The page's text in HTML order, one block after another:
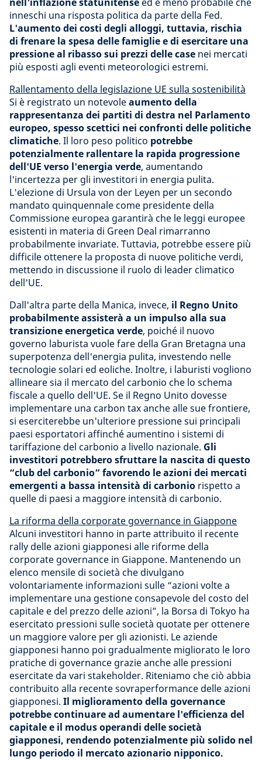
inneschi una risposta politica da parte della Fed.
L'aumento dei costi degli alloggi, tuttavia, rischia
di frenare la spesa delle famiglie e di esercitare una
pressione al ribasso sui prezzi delle case nei mercati
più esposti agli eventi meteorologici estremi.
Rallentamento della legislazione UE sulla sostenibilità
Si è registrato un notevoleaumento della
rappresentanza dei partiti di destra nel Parlamento
europeo, spesso scettici nei confronti delle politiche
climatiche. Il loro peso politico potrebbe
potenzialmente rallentare la rapida progressione
dell'UE verso l'energia verde, aumentando
l'incertezza per gli investitori in energia pulita.
L'elezione di Ursula von der Leyen per un secondo
mandato quinquennale come presidente della
Commissione europea garantirà che le leggi europee
esistenti in materia di Green Deal rimarranno
probabilmente invariate. Tuttavia, potrebbe essere più
difficile ottenere la proposta di nuove politiche verdi,
mettendo in discussione il ruolo di leader climatico
dell'UE.
Dall'altra parte della Manica, invece, il Regno Unito
probabilmente assisterà a un impulso alla sua
transizione energetica verde, poiché il nuovo
governo laburista vuole fare della Gran Bretagna una
superpotenza dell'energia pulita, investendo nelle
tecnologie solari ed eoliche. Inoltre, i laburisti vogliono
allineare sia il mercato del carbonio che lo schema
fiscale a quello dell'UE. Se il Regno Unito dovesse
implementare una carbon tax anche alle sue frontiere,
si eserciterebbe un'ulteriore pressione sui principali
paesi esportatori affinché aumentino i sistemi di
tariffazione del carbonio a livello nazionale. Gli
investitori potrebbero sfruttare la nascita di questo
“club del carbonio” favorendo le azioni dei mercati
emergenti a bassa intensità di carbonio rispetto a
quelle di paesi a maggiore intensità di carbonio.
La riforma della corporate governance in Giappone
Alcuni investitori hanno in parte attribuito il recente
rally delle azioni giapponesi alle riforme della
corporate governance in Giappone. Mantenendo un
elenco mensile di società che divulgano
volontariamente informazioni sulle “azioni volte a
implementare una gestione consapevole del costo del
capitale e del prezzo delle azioni”, la Borsa di Tokyo ha
esercitato pressioni sulle società quotate per ottenere
un maggiore valore per gli azionisti. Le aziende
giapponesi hanno poi gradualmente migliorato le loro
pratiche di governance grazie anche alle pressioni
esercitate da vari stakeholder. Riteniamo che ciò abbia
contribuito alla recente sovraperformance delle azioni
giapponesi. Il miglioramento della governance
potrebbe continuare ad aumentare l'efficienza del
capitale e il modus operandi delle società
giapponesi, rendendo potenzialmente più solido nel
lungo periodo il mercato azionario nipponico.